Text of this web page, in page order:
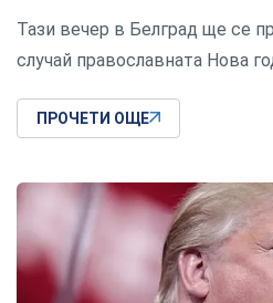
Тази вечер в Белград ще се
случай православната Нова
ПРОЧЕТИ ОЩЕ